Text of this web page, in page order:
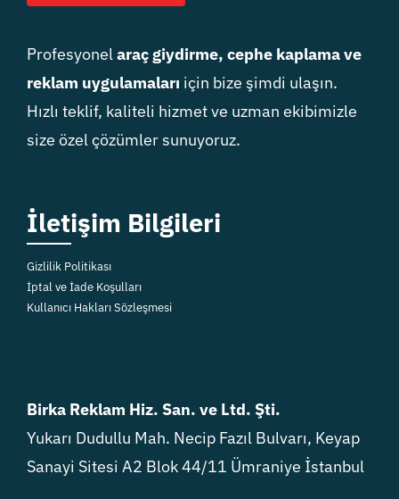
Profesyonelaraç giydirme, cephe kaplama ve
reklam uygulamaları için bize şimdi ulaşın.
Hızlı teklif, kaliteli hizmet ve uzman ekibimizle
size özel çözümler sunuyoruz.
İletişim Bilgileri
Gizlilik Politikası
İptal ve İade Koşulları
Kullanıcı Hakları Sözleşmesi
Birka Reklam Hiz. San. ve Ltd. Şti.
Yukarı Dudullu Mah. Necip Fazıl Bulvarı, Keyap
Sanayi Sitesi A2 Blok 44/11 Ümraniye İstanbul